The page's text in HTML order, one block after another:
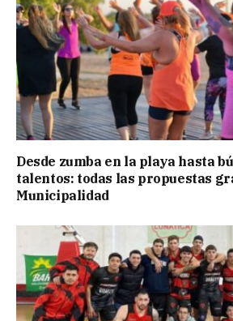
Desde zumba en la playa hasta
talentos: todas las propuestas
Municipalidad